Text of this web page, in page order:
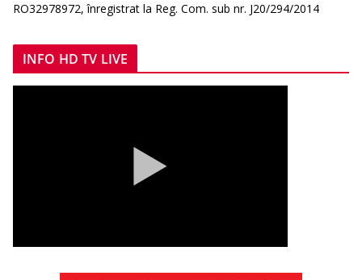
RO32978972, înregistrat la Reg. Com. sub nr. J20/294/2014
INFO HD TV LIVE